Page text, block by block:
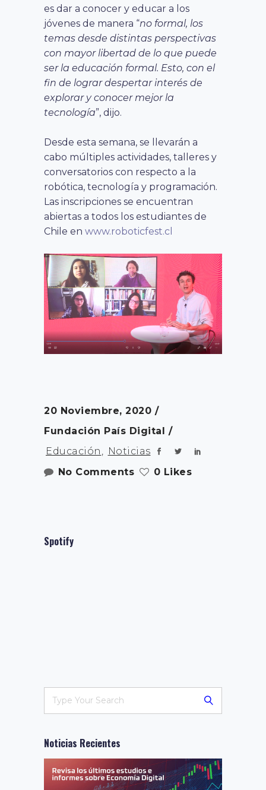
es dar a conocer y educar a los
jóvenes de manera “no formal, los
temas desde distintas perspectivas
con mayor libertad de lo que puede
ser la educación formal. Esto, con el
fin de lograr despertar interés de
explorar y conocer mejor la
tecnología”, dijo.
Desde esta semana, se llevarán a
cabo múltiples actividades, talleres y
conversatorios con respecto a la
robótica, tecnología y programación.
Las inscripciones se encuentran
abiertas a todos los estudiantes de
Chile en www.roboticfest.cl
20 Noviembre, 2020
Fundación País Digital
Educación
Noticias
No Comments
0 Likes
Spotify
Noticias Recientes